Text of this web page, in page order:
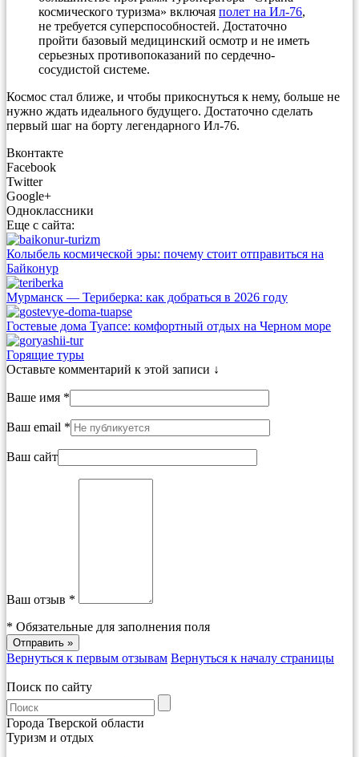
космического туризма» включая полет на Ил-76,
не требуется суперспособностей. Достаточно
пройти базовый медицинский осмотр и не иметь
серьезных противопоказаний по сердечно-
сосудистой системе.
Космос стал ближе, и чтобы прикоснуться к нему, больше не
нужно ждать идеального будущего. Достаточно сделать
первый шаг на борту легендарного Ил-76.
Вконтакте
Facebook
Twitter
Google+
Одноклассники
Еще с сайта:
Колыбель космической эры: почему стоит отправиться на
Байконур
Мурманск — Териберка: как добраться в 2026 году
Гостевые дома Туапсе: комфортный отдых на Черном море
Горящие туры
Оставьте комментарий к этой записи ↓
Ваше имя *
Ваш email *
Ваш сайт
Ваш отзыв *
* Обязательные для заполнения поля
Вернуться к первым отзывам Вернуться к началу страницы
Поиск по сайту
Города Тверской области
Туризм и отдых